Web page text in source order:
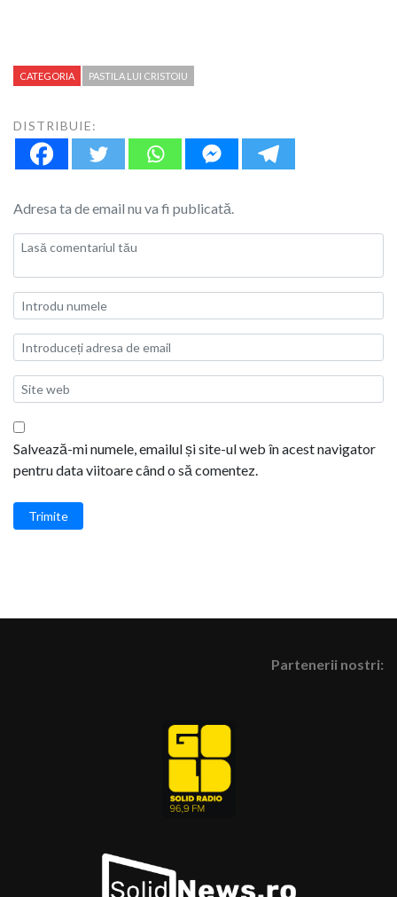
CATEGORIA PASTILA LUI CRISTOIU
DISTRIBUIE:
Adresa ta de email nu va fi publicată.
Salvează-mi numele, emailul și site-ul web în acest navigator
pentru data viitoare când o să comentez.
Trimite
Partenerii nostri: